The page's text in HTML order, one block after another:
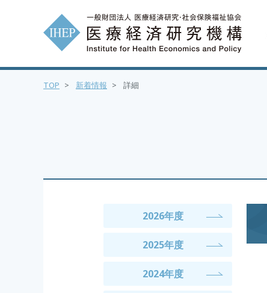
TOP > 新着情報 > 詳細
2026年度
2025年度
2024年度